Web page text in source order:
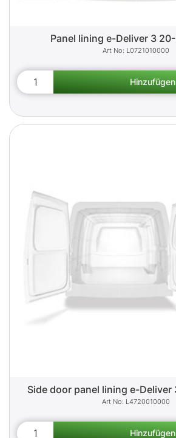
Panel lining e-Deliver 3 20-
L0721010000
Side door panel lining e-Deliver
L4720010000